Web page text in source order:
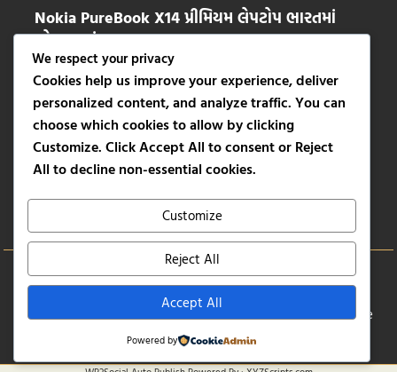
Nokia PureBook X14 પ્રીમિયમ લેપટોપ ભારતમાં
લોન્ચ થયું
ભારતમાં Nokia સ્માર્ટફોન ખૂબ જ લોકપ્રિય છે. તેમની સ્માર્ટફોન બોડી
અને સ્ટોક Android ફોન્સ લોકોનાં લોકપ્રિયતાનું...
ટેક્નોલોજી
પ્રત્યક્ષ વિશે
Contact Us
Privacy Policy
‘કૂકડે કૂક’ એક પ્રયોગ
Copyright © All rights reserved
Proudly powered by WordPress|Theme: SuperMag byAcme
Themes
We respect your privacy
Cookies help us improve your experience, deliver
personalized content, and analyze traffic. You can
choose which cookies to allow by clicking
Customize. ClickAccept All to consent or Reject
All to decline non-essential cookies.
Customize
Reject All
Accept All
Powered by